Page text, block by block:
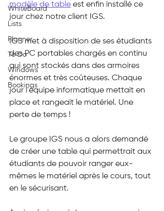
WhiteBoard
Lists
Planner
To Do
Windows
Bookings
modèle de table est enfin installé ce
jour chez notre client IGS.
IGS met à disposition de ses étudiants
des PC portables chargés en continu
qui sont stockés dans des armoires
énormes et très coûteuses. Chaque
jour l'équipe informatique mettait en
place et rangeait le matériel. Une
perte de temps !
Le groupe IGS nous a alors demandé
de créer une table qui permettrait aux
étudiants de pouvoir ranger eux-
mêmes le matériel après le cours, tout
en le sécurisant.